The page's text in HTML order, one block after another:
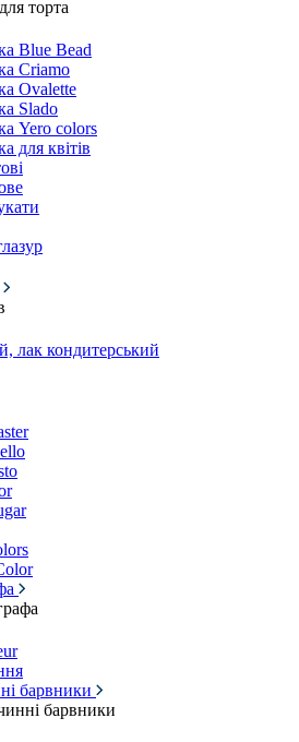
торта
Blue Bead
Criamo
Ovalette
Slado
Yero colors
для квітів
лак кондитерський
барвники
барвники